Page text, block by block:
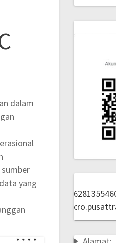
dalam
yang
Alamat: